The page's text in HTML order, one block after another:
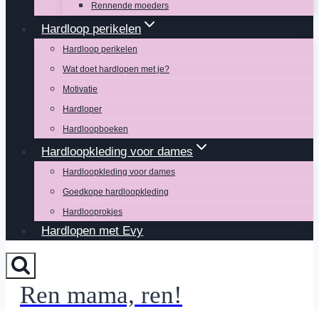
Rennende moeders
Hardloop perikelen
Hardloop perikelen
Wat doet hardlopen met je?
Motivatie
Hardloper
Hardloopboeken
Hardloopkleding voor dames
Hardloopkleding voor dames
Goedkope hardloopkleding
Hardlooprokjes
Hardlopen met Evy
Ren mama, ren!